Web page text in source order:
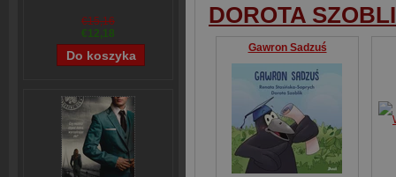
€15,16
€12,18
DOROTA
Gawron Sadzuś